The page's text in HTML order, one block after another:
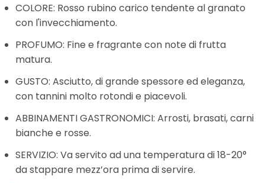
COLORE: Rosso rubino carico tendente al granato
con l'invecchiamento.
PROFUMO: Fine e fragrante con note di frutta
matura.
GUSTO: Asciutto, di grande spessore ed eleganza,
con tannini molto rotondi e piacevoli.
ABBINAMENTI GASTRONOMICI: Arrosti, brasati, carni
bianche e rosse.
SERVIZIO: Va servito ad una temperatura di 18-20°
da stappare mezz’ora prima di servire.